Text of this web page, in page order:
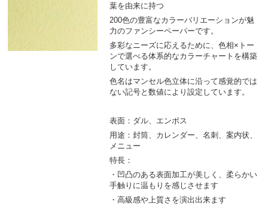
葉を由来に持つ
200色の豊富なカラーバリエーションが魅
力のファンシーペーパーです。
多彩なニーズに応えるために、色相×トー
ンで選べる体系的なカラーチャートを構築
しています。
色名はマンセル色立体に沿って感覚的では
ない記号と数値により設定しています。
表面：ダル、エンボス
用途：封筒、カレンダー、名刺、案内状、
メニュー
特長：
・凹凸のある表面加工が美しく、柔らかい
手触りに温もりを感じさせます
・高級感や上質さを演出出来ます